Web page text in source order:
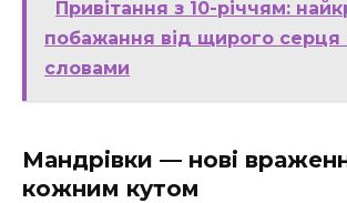
Привітання з 10-річчям:
побажання від щирого серця
словами
Мандрівки — нові
кожним кутом